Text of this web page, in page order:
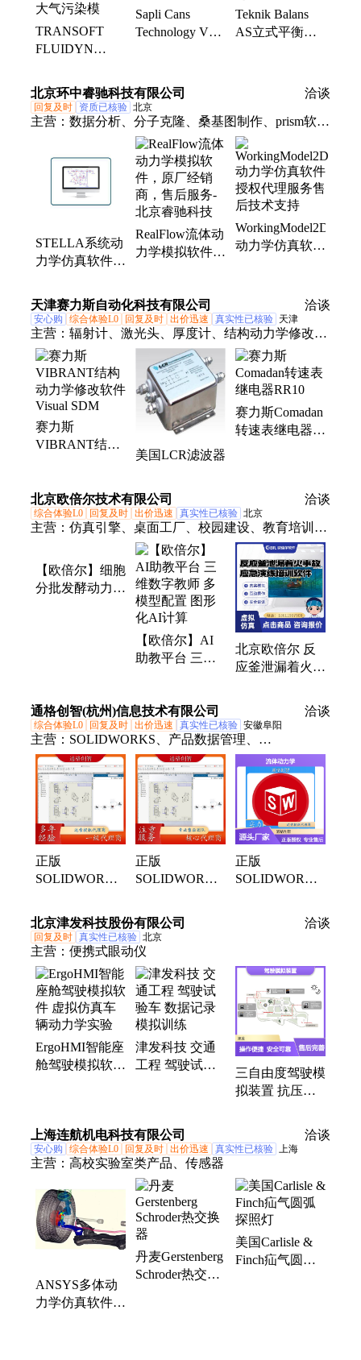
TRANSOFT
FLUIDYN
PANACHE计算
流体动力学软件
大气污染模
Sapli Cans
Technology VGS
自动封罐机
Teknik Balans
AS立式平衡机
Systems TEK
北京环中睿驰科技有限公司 洽谈
回复及时 资质已核验 北京
主营： 数据分析、分子克隆、桑基图制作、prism软
件、制作软件、模拟软件、报告软件、元分析软件、
水质模型系统、定性分析软件、实验设计软件、处置
评估软件、决策分析软件、样本量计算软件、地质绘
STELLA系统动
力学仿真软件，
后服务-北京睿
驰科技
RealFlow流体动
力学模拟软件，
驰科技
WorkingModel2D
动力学仿真软件
天津赛力斯自动化科技有限公司
洽谈
安心购 综合体验L0 回复及时 出价迅速 真实性已核验 天津
主营： 辐射计、激光头、厚度计、结构动力学修改软
件、分析仪、速率计、监测仪、风速计、脱水泵、消
音器、隔膜泵、压力盖、编码器、减速机、脚手架、
振动器、激光镜、止回阀、变速箱、水分仪、电机、
传感器、变压器、阀门、电磁阀
赛力斯
VIBRANT结构
美国LCR滤波器
赛力斯Comadan
转速表继电器
北京欧倍尔技术有限公司 洽谈
综合体验L0 回复及时 出价迅速 真实性已核验 北京
主营： 仿真引擎、桌面工厂、校园建设、教育培训系
统、虚拟仿真软件、食品仿真软件、仿真实验室软
件、气相色谱仪
【欧倍尔】AI
助教平台 三维
AI计算
北京欧倍尔 反
应釜泄漏着火事
软件 化工培训
虚拟仿真
通格创智(杭州)信息技术有限公司 洽谈
综合体验L0 回复及时 出价迅速 真实性已核验 安徽阜阳
主营： SOLIDWORKS、产品数据管理、
SOLIDWORKS代理商、SOLIDWORKS正版软件、
SOLIDWORKS企业版、Minitab、SOLIDWORKS
PDM、SOLIDWORKS培训、abaqus、参数化设计、
自动化工具、ABAQUS仿真、SolidCAM、
Mastercam、Altium、电磁场仿真 CST
正版
SOLIDWORKS
流体动力学仿真
与特征建模软件
正版
SOLIDWORKS
动力学仿真软件
培训认证服务
正版
SOLIDWORKS
流体动力学仿真
与装配体设计软
北京津发科技股份有限公司 洽谈
回复及时 真实性已核验 北京
主营： 便携式眼动仪
ErgoHMI智能座
舱驾驶模拟软件
津发科技 交通
工程 驾驶试验
三自由度驾驶模
拟装置 抗压强
标全面 安全低
风险
上海连航机电科技有限公司 洽谈
安心购 综合体验L0 回复及时 出价迅速 真实性已核验 上海
主营： 高校实验室类产品、传感器
ANSYS多体动
力学仿真软件
丹麦Gerstenberg
Schroder热交换
美国Carlisle &
Finch疝气圆弧